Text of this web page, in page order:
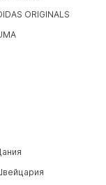
ORIGINALS